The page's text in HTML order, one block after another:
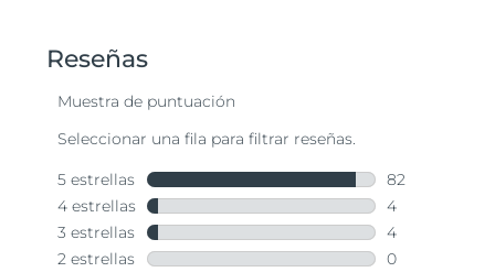
valor
medio
valoración.
Enlace
misma
página.